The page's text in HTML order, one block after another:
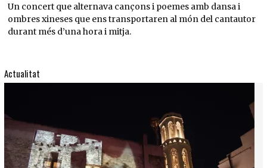
Un concert que alternava cançons i poemes amb dansa i
ombres xineses que ens transportaren al món del cantautor
durant més d’una hora i mitja.
Actualitat